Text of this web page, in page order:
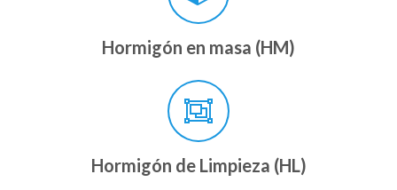
Hormigón en masa (HM)
Hormigón de Limpieza (HL)